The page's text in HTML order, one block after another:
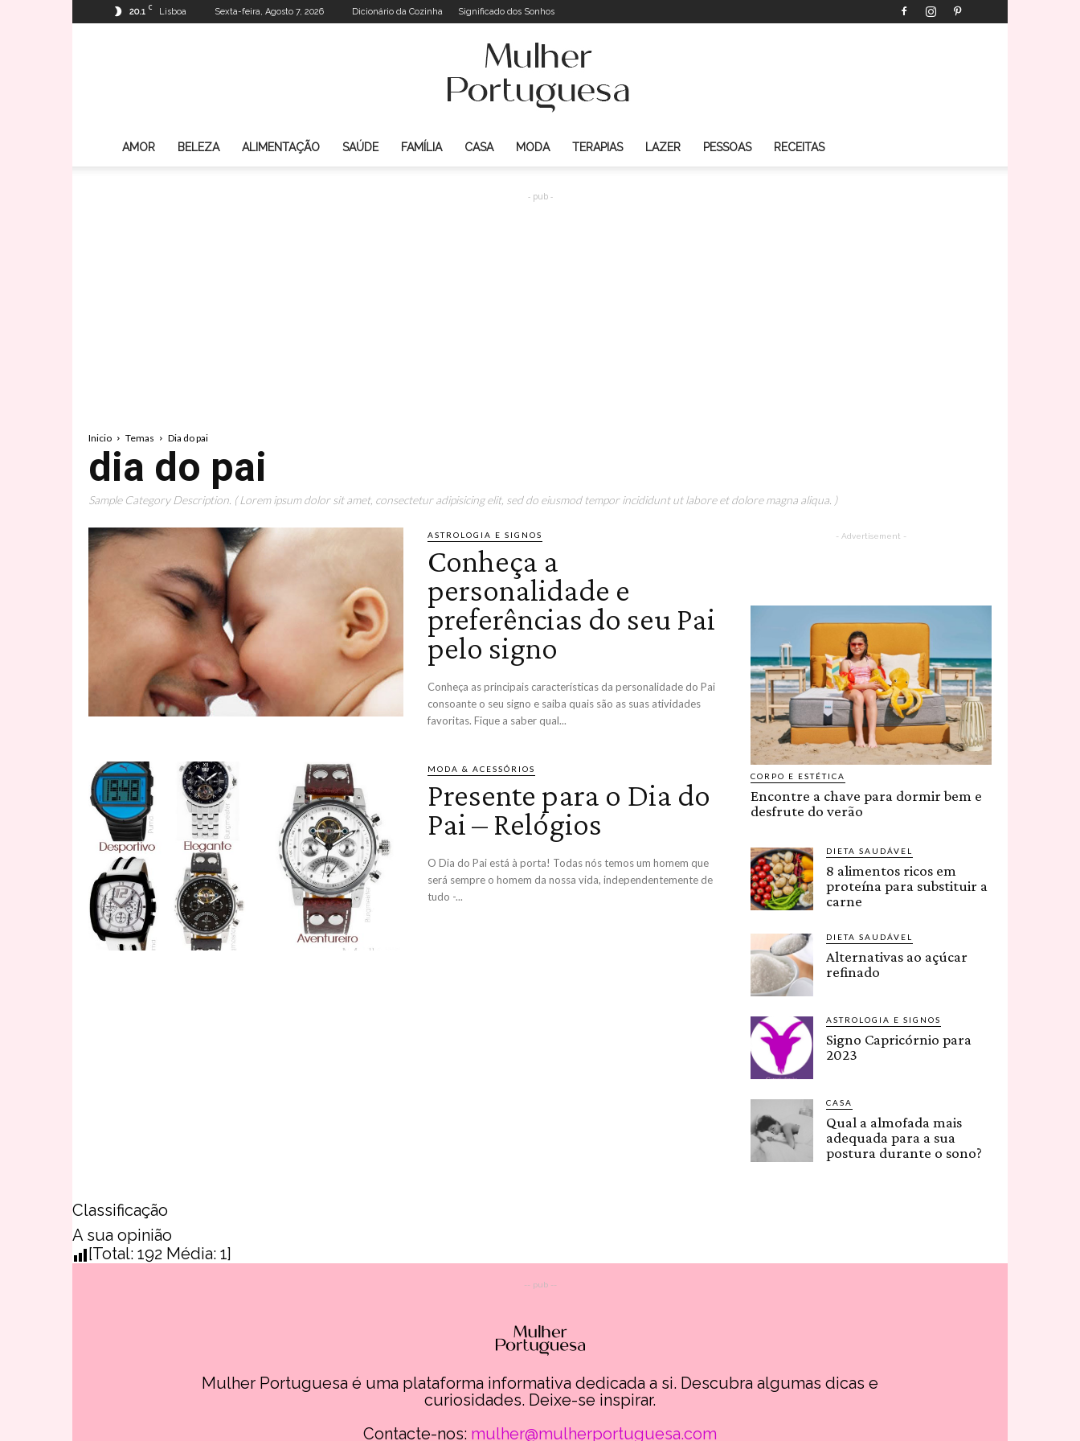
20.1 C Lisboa Sexta-feira, Agosto 7, 2026 Dicionário da Cozinha Significado dos Sonhos
AMOR BELEZA ALIMENTAÇÃO SAÚDE FAMÍLIA CASA MODA TERAPIAS LAZER PESSOAS RECEITAS
- pub -
Inicio Temas Dia do pai
dia do pai
Sample Category Description. ( Lorem ipsum dolor sit amet, consectetur adipisicing elit, sed do eiusmod tempor incididunt ut labore et dolore magna aliqua. )
ASTROLOGIA E SIGNOS
Conheça a
personalidade e
preferências do seu Pai
pelo signo
Conheça as principais características da personalidade do Pai
consoante o seu signo e saiba quais são as suas atividades
favoritas. Fique a saber qual...
MODA & ACESSÓRIOS
Presente para o Dia do
Pai – Relógios
O Dia do Pai está à porta! Todas nós temos um homem que
será sempre o homem da nossa vida, independentemente de
tudo -...
- Advertisement -
CORPO E ESTÉTICA
Encontre a chave para dormir bem e
desfrute do verão
DIETA SAUDÁVEL
8 alimentos ricos em
proteína para substituir a
carne
DIETA SAUDÁVEL
Alternativas ao açúcar
refinado
ASTROLOGIA E SIGNOS
Signo Capricórnio para
2023
CASA
Qual a almofada mais
adequada para a sua
postura durante o sono?
Classificação
A sua opinião
[Total: 192 Média: 1]
-- pub --
Mulher Portuguesa é uma plataforma informativa dedicada a si. Descubra algumas dicas e
curiosidades. Deixe-se inspirar.
Contacte-nos: mulher@mulherportuguesa.com